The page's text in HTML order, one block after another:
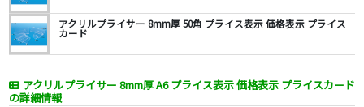
アクリルプライサー 8mm厚 50角 プライス表示 価格表示 プライス
カード
アクリルプライサー 8mm厚 A6 プライス表示 価格表示 プライスカード
の詳細情報